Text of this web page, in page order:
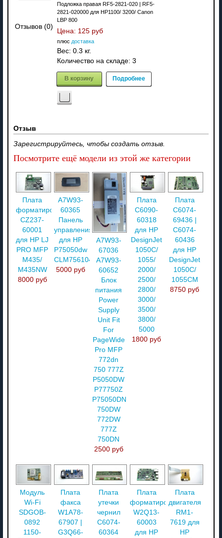
Отзывов (0)
Подложка правая RF5-2821-020 | RF5-
2821-020000 для HP1100/ 3200/ Canon
LBP 800
Цена: 125 руб
плюс доставка
Вес: 0.3 кг.
Количество на складе: 3
В корзину Подробнее
Отзыв
Зарегистрируйтесь, чтобы создать отзыв.
Посмотрите ещё модели из этой же категории
Плата
форматирования
CZ237-
60001
для HP LJ
PRO MFP
M435/
M435NW
8000 руб
A7W93-
60365
Панель
управления
для HP
P75050dw
CLM7561045
5000 руб
A7W93-
67036
A7W93-
60652
Блок
питания
Power
Supply
Unit Fit
For
PageWide
Pro MFP
772dn
750 777Z
P5050DW
P77750Z
P75050DN
750DW
772DW
777Z
750DN
2500 руб
Плата
C6090-
60318
для HP
DesignJet
1050C/
1055/
2000/
2500/
2800/
3000/
3500/
3800/
5000
1800 руб
Плата
C6074-
69436 |
C6074-
60436
для HP
DesignJet
1050C/
1055CM
8750 руб
Модуль
Wi-Fi
SDGOB-
0892
1150-
Плата
факса
W1A78-
67907 |
G3Q66-
Плата
утечки
чернил
C6074-
60364
Плата
форматирования
W2Q13-
60003
для HP
Плата
двигателя
RM1-
7619 для
HP